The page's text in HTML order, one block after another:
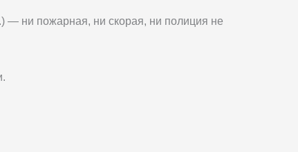
— ни пожарная, ни скорая, ни полиция не